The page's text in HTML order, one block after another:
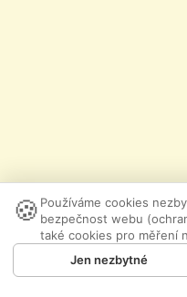
🍪 Používáme cookies
bezpečnost webu
také cookies pro měření
Jen nezbytné